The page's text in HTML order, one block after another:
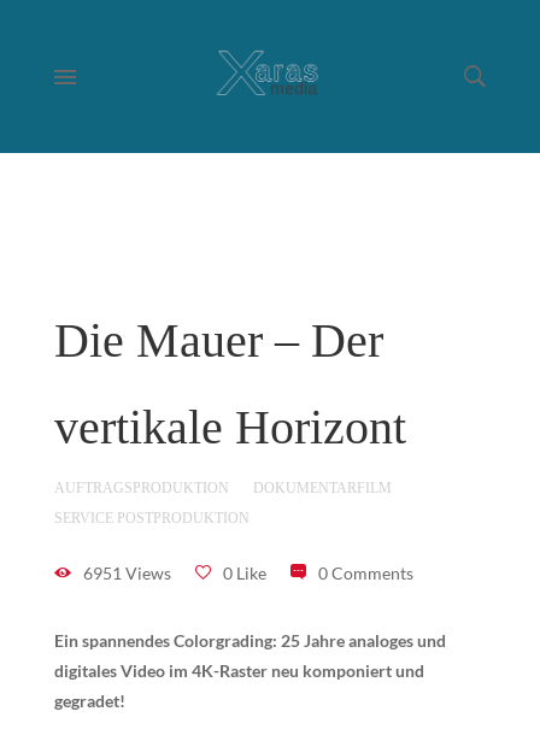
Die Mauer – Der
vertikale Horizont
AUFTRAGSPRODUKTION
DOKUMENTARFILM
SERVICE POSTPRODUKTION
6951 Views 0 Like 0 Comments
Ein spannendes Colorgrading: 25 Jahre analoges und
digitales Video im 4K-Raster neu komponiert und
gegradet!